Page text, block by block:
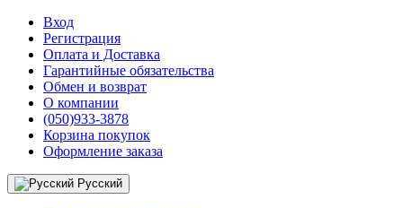
Вход
Регистрация
Оплата и Доставка
Гарантийные обязательства
Обмен и возврат
О компании
(050)933-3878
Корзина покупок
Оформление заказа
Русский